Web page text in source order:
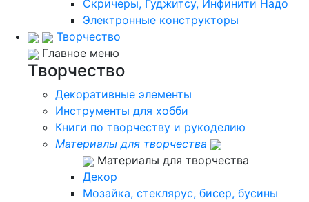
Скричеры, Гуджитсу, Инфинити Надо
Электронные конструкторы
Творчество
Главное меню
Творчество
Декоративные элементы
Инструменты для хобби
Книги по творчеству и рукоделию
Материалы для творчества
Материалы для творчества
Декор
Мозайка, стеклярус, бисер, бусины